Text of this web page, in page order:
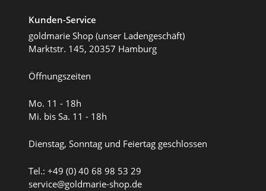
Kunden-Service
goldmarie Shop (unser Ladengeschäft)
Marktstr. 145, 20357 Hamburg
Öffnungszeiten
Mo. 11 - 18h
Mi. bis Sa. 11 - 18h
Dienstag, Sonntag und Feiertag geschlossen
Tel.: +49 (0) 40 68 98 53 29
service@goldmarie-shop.de